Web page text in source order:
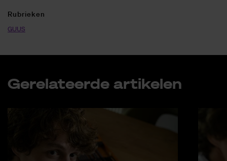
Ru­brie­ken
GUUS
Ge­re­la­teer­de ar­ti­ke­len